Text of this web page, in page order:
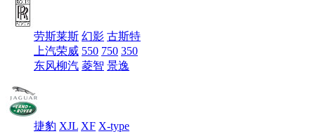
劳斯莱斯 幻影 古斯特
上汽荣威 550 750 350
东风柳汽 菱智 景逸
捷豹 XJL XF X-type